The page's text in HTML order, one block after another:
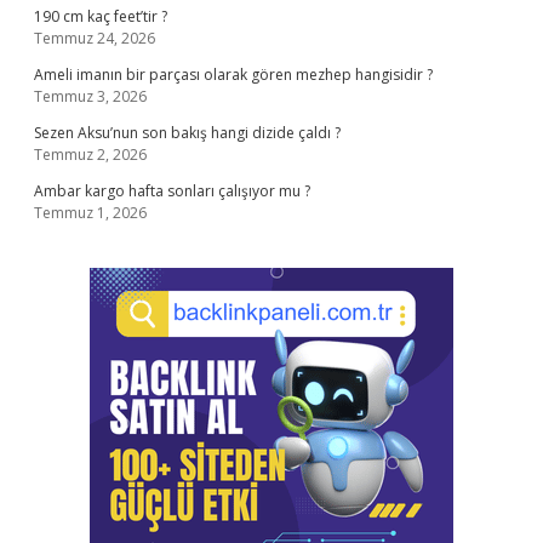
190 cm kaç feet’tir ?
Temmuz 24, 2026
Ameli imanın bir parçası olarak gören mezhep hangisidir ?
Temmuz 3, 2026
Sezen Aksu’nun son bakış hangi dizide çaldı ?
Temmuz 2, 2026
Ambar kargo hafta sonları çalışıyor mu ?
Temmuz 1, 2026